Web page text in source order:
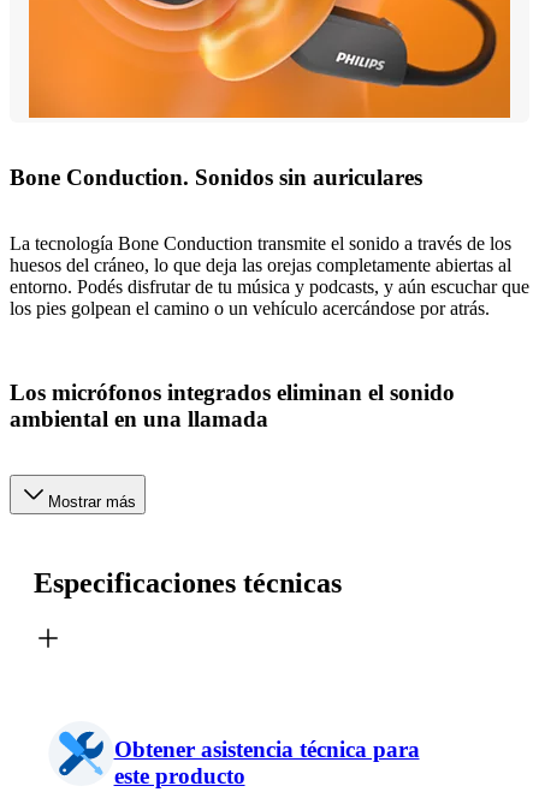
Bone Conduction. Sonidos sin auriculares
La tecnología Bone Conduction transmite el sonido a través de los
huesos del cráneo, lo que deja las orejas completamente abiertas al
entorno. Podés disfrutar de tu música y podcasts, y aún escuchar que
los pies golpean el camino o un vehículo acercándose por atrás.
Los micrófonos integrados eliminan el sonido
ambiental en una llamada
Mostrar más
Especificaciones técnicas
Obtener asistencia técnica para
este producto